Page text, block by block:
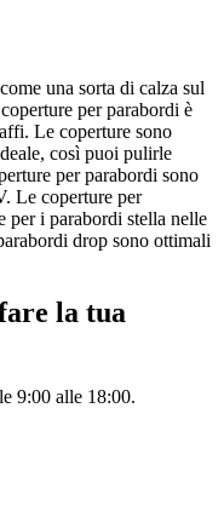
una sorta di calza sul
per parabordi è
Le coperture sono
così puoi pulirle
per parabordi sono
Le coperture per
per i parabordi stella nelle
drop sono ottimali
la tua
9:00 alle 18:00.